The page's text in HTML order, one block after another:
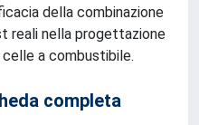
della combinazione
reali nella progettazione
a combustibile.
completa